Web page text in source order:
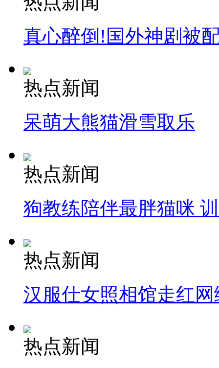
真心醉倒!国外神剧被
热点新闻
呆萌大熊猫滑雪取乐
热点新闻
狗教练陪伴最胖猫咪
热点新闻
汉服仕女照相馆走红网
热点新闻